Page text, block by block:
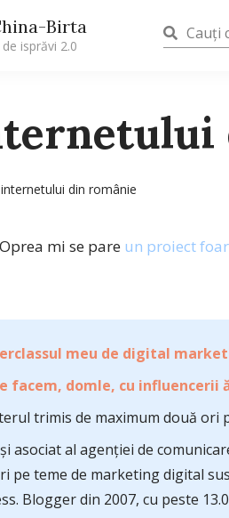
Birta
isprăvi 2.0
din românie
mi se pare un proiect
meu de digital
facem, domle, cu influencerii
trimis de maximum două ori
asociat al agenției de
pe teme de marketing digital
Blogger din 2007, cu peste